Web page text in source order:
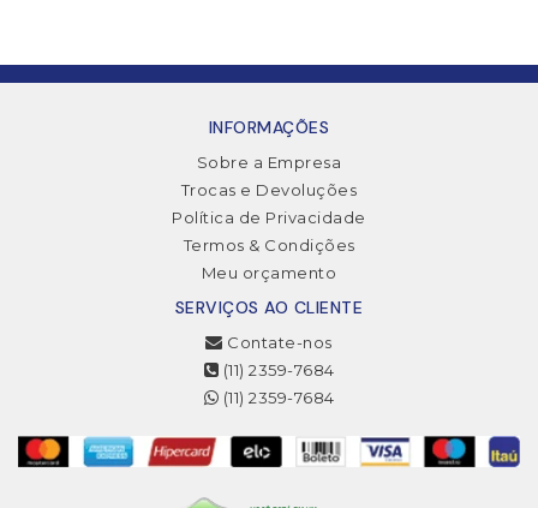
INFORMAÇÕES
Sobre a Empresa
Trocas e Devoluções
Política de Privacidade
Termos & Condições
Meu orçamento
SERVIÇOS AO CLIENTE
Contate-nos
(11) 2359-7684
(11) 2359-7684